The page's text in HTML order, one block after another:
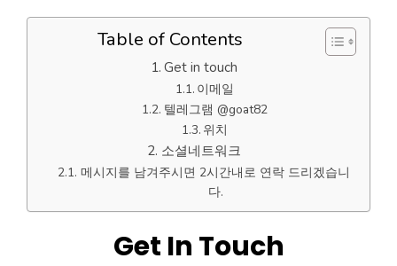
Table of Contents
Get in touch
이메일
텔레그램 @goat82
위치
소셜네트워크
메시지를 남겨주시면 2시간내로 연락 드리겠습니
다.
Get In Touch